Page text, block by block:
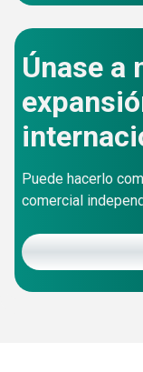
Únase a
Puede hacerlo
comercial